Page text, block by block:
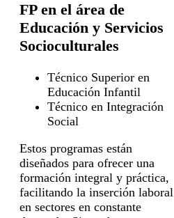
FP en el área de
Educación y Servicios
Socioculturales
Técnico Superior en
Educación Infantil
Técnico en Integración
Social
Estos programas están
diseñados para ofrecer una
formación integral y práctica,
facilitando la inserción laboral
en sectores en constante